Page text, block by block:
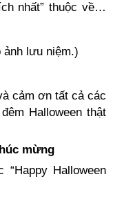
nhất” thuộc về…
ảnh lưu niệm.)
cảm ơn tất cả các
Halloween thật
mừng
“Happy Halloween